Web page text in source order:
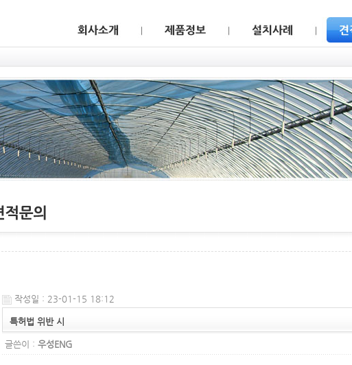
작성일 : 23-01-15 18:12
특허법 위반 시
글쓴이 : 우성ENG